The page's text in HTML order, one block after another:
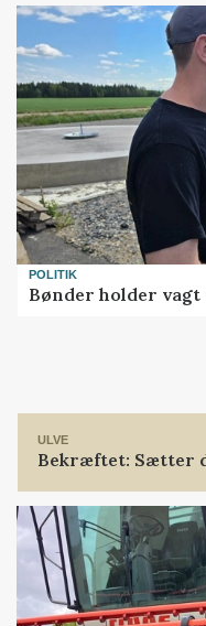
POLITIK
Bønder holder vagt
ULVE
Bekræftet: Sætter